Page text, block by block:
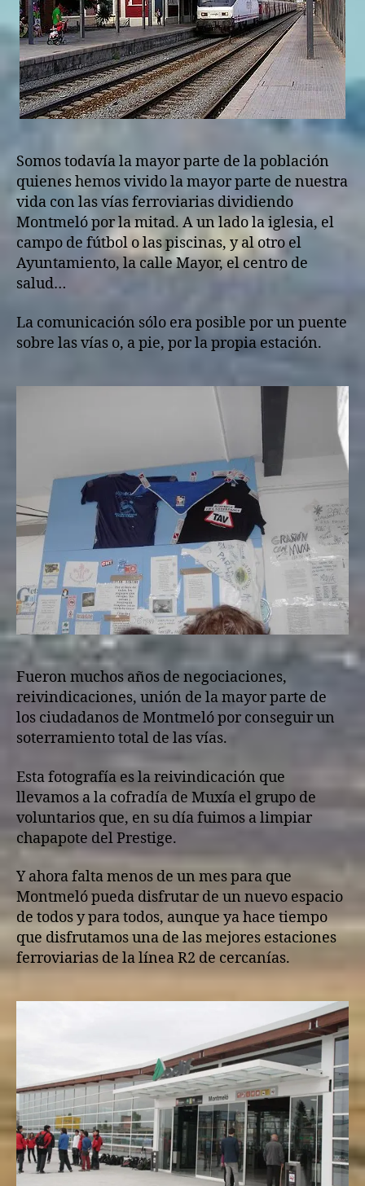
Somos todavía la mayor parte de la población
quienes hemos vivido la mayor parte de nuestra
vida con las vías ferroviarias dividiendo
Montmeló por la mitad. A un lado la iglesia, el
campo de fútbol o las piscinas, y al otro el
Ayuntamiento, la calle Mayor, el centro de
salud…
La comunicación sólo era posible por un puente
sobre las vías o, a pie, por la propia estación.
Fueron muchos años de negociaciones,
reivindicaciones, unión de la mayor parte de
los ciudadanos de Montmeló por conseguir un
soterramiento total de las vías.
Esta fotografía es la reivindicación que
llevamos a la cofradía de Muxía el grupo de
voluntarios que, en su día fuimos a limpiar
chapapote del Prestige.
Y ahora falta menos de un mes para que
Montmeló pueda disfrutar de un nuevo espacio
de todos y para todos, aunque ya hace tiempo
que disfrutamos una de las mejores estaciones
ferroviarias de la línea R2 de cercanías.